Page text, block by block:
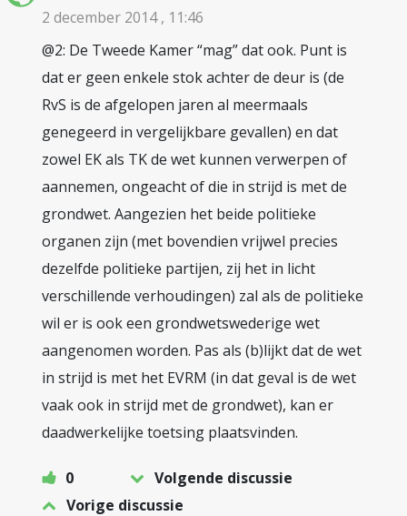
2 december 2014 , 11:46
@2: De Tweede Kamer “mag” dat ook. Punt is
dat er geen enkele stok achter de deur is (de
RvS is de afgelopen jaren al meermaals
genegeerd in vergelijkbare gevallen) en dat
zowel EK als TK de wet kunnen verwerpen of
aannemen, ongeacht of die in strijd is met de
grondwet. Aangezien het beide politieke
organen zijn (met bovendien vrijwel precies
dezelfde politieke partijen, zij het in licht
verschillende verhoudingen) zal als de politieke
wil er is ook een grondwetswederige wet
aangenomen worden. Pas als (b)lijkt dat de wet
in strijd is met het EVRM (in dat geval is de wet
vaak ook in strijd met de grondwet), kan er
daadwerkelijke toetsing plaatsvinden.
0
Volgende discussie
Vorige discussie